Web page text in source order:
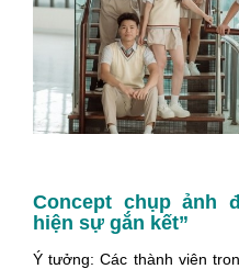
Concept chụp ảnh
hiện sự gắn kết”
Ý tưởng: Các thành viên